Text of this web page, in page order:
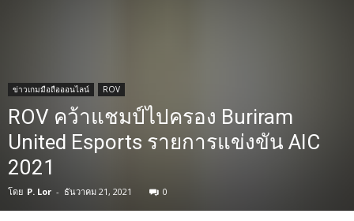
ข่าวเกมมือถือออนไลน์ ROV
ROV คว้าแชมป์ไปครอง Buriram
United Esports รายการแข่งขัน AIC
2021
โดย P. Lor - ธันวาคม 21, 2021 0